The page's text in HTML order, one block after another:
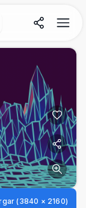
(3840 × 2160)